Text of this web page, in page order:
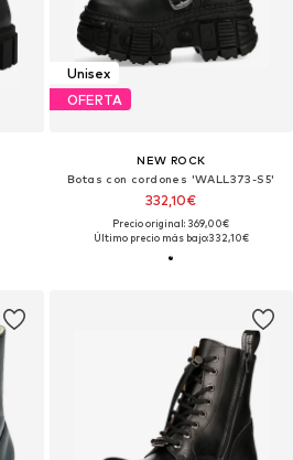
Unisex
OFERTA
NEW ROCK
Botas con cordones 'WALL373-S5'
332,10€
Precio original: 369,00€
Último precio más bajo:332,10€